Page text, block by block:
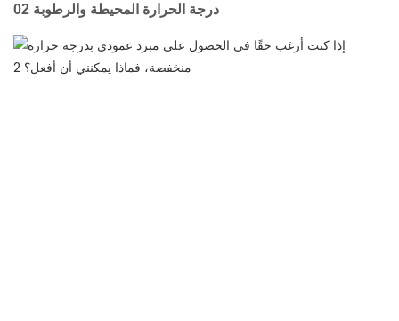
02 درجة الحرارة المحيطة والرطوبة